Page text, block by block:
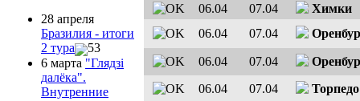
28 апреля
Бразилия - итоги
2 тура
53
6 марта "Глядзi
далёка".
Внутренние
06.04
07.04
Химки
06.04
07.04
06.04 07.04
06.04
07.04